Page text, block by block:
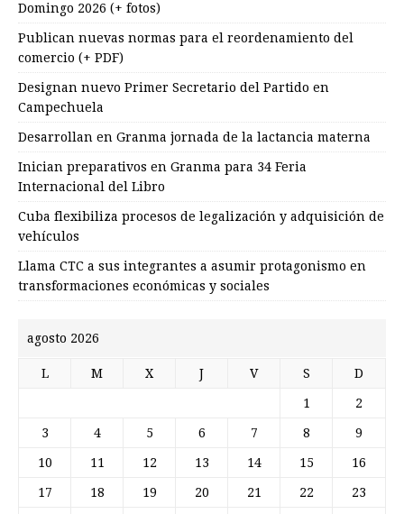
Domingo 2026 (+ fotos)
Publican nuevas normas para el reordenamiento del
comercio (+ PDF)
Designan nuevo Primer Secretario del Partido en
Campechuela
Desarrollan en Granma jornada de la lactancia materna
Inician preparativos en Granma para 34 Feria
Internacional del Libro
Cuba flexibiliza procesos de legalización y adquisición de
vehículos
Llama CTC a sus integrantes a asumir protagonismo en
transformaciones económicas y sociales
agosto 2026
L M X J V S D
1 2
3 4 5 6 7 8 9
10 11 12 13 14 15 16
17 18 19 20 21 22 23